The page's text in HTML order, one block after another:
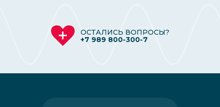
ОСТАЛИСЬ ВОПРОСЫ?
+7 989 800-300-7